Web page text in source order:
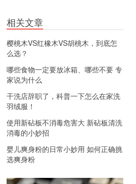
相关文章
樱桃木VS红橡木VS胡桃木，到底怎
么选？
哪些食物一定要放冰箱、哪些不要 专
家说为什么
干洗店辞职了，科普一下怎么在家洗
羽绒服！
使用新砧板不消毒危害大 新砧板清洗
消毒的小妙招
婴儿爽身粉的日常小妙用 如何正确挑
选爽身粉